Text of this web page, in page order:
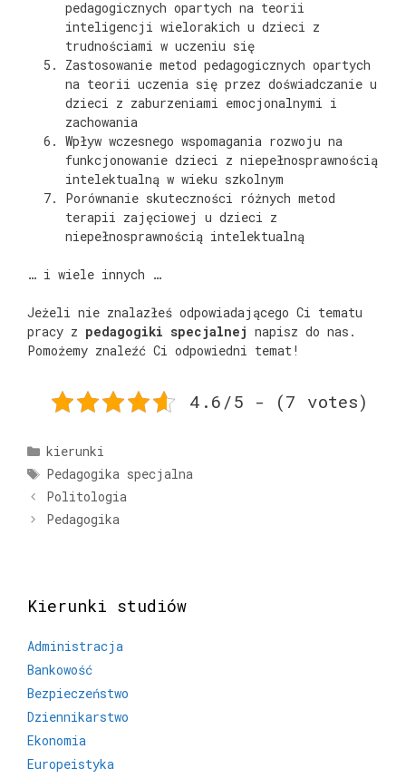
pedagogicznych opartych na teorii
inteligencji wielorakich u dzieci z
trudnościami w uczeniu się
Zastosowanie metod pedagogicznych opartych
na teorii uczenia się przez doświadczanie u
dzieci z zaburzeniami emocjonalnymi i
zachowania
Wpływ wczesnego wspomagania rozwoju na
funkcjonowanie dzieci z niepełnosprawnością
intelektualną w wieku szkolnym
Porównanie skuteczności różnych metod
terapii zajęciowej u dzieci z
niepełnosprawnością intelektualną
… i wiele innych …
Jeżeli nie znalazłeś odpowiadającego Ci tematu
pracy z pedagogiki specjalnej napisz do nas.
Pomożemy znaleźć Ci odpowiedni temat!
4.6/5 - (7 votes)
Kategorie
kierunki
Tagi
Pedagogika specjalna
Politologia
Pedagogika
Kierunki studiów
Administracja
Bankowość
Bezpieczeństwo
Dziennikarstwo
Ekonomia
Europeistyka